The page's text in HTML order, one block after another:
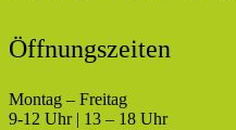
Öffnungszeiten
Montag – Freitag
9-12 Uhr | 13 – 18 Uhr